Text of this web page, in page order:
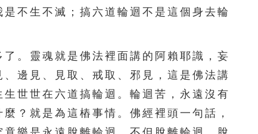
326 327 328 329 330
331 332 333 334 335
336 337 338 340
不生不滅；搞六道輪迴不是這個身去輪
。靈魂就是佛法裡面講的阿賴耶識，妄
邊見、見取、戒取、邪見，這是佛法講
世世在六道搞輪迴。輪迴苦，永遠沒有
？就是為這樁事情。佛經裡頭一句話，